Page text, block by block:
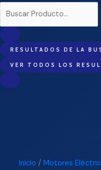
RESULTADOS DE LA
VER TODOS LOS
Inicio /Motores